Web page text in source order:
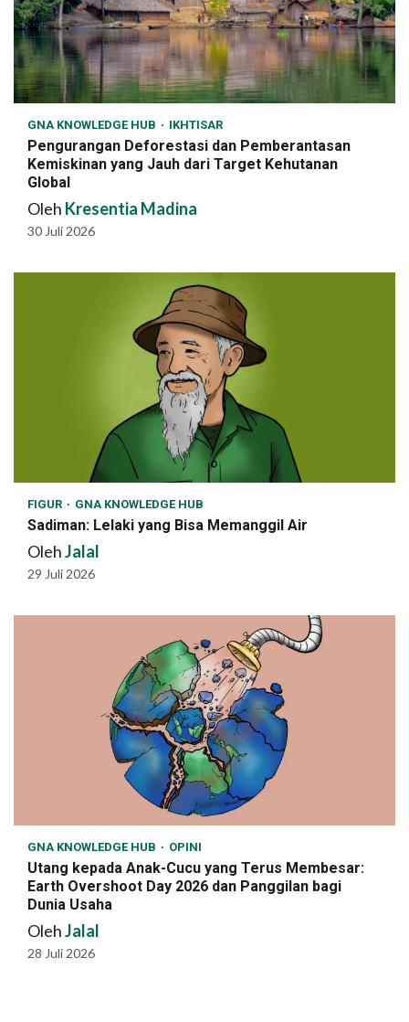
GNA KNOWLEDGE HUB IKHTISAR
Pengurangan Deforestasi dan Pemberantasan
Kemiskinan yang Jauh dari Target Kehutanan
Global
Oleh Kresentia Madina
30 Juli 2026
FIGUR GNA KNOWLEDGE HUB
Sadiman: Lelaki yang Bisa Memanggil Air
OlehJalal
29 Juli 2026
GNA KNOWLEDGE HUB OPINI
Utang kepada Anak-Cucu yang Terus Membesar:
Earth Overshoot Day 2026 dan Panggilan bagi
Dunia Usaha
OlehJalal
28 Juli 2026